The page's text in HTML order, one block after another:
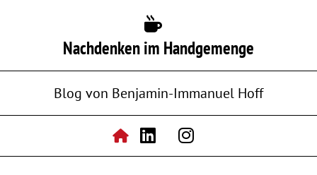
Nachdenken im Handgemenge
Blog von Benjamin-Immanuel Hoff